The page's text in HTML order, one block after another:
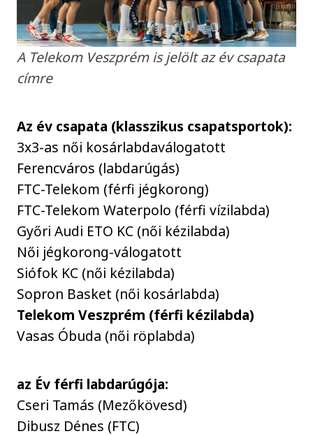
A Telekom Veszprém is jelölt az év csapata
címre
Az év csapata (klasszikus csapatsportok):
3x3-as női kosárlabdaválogatott
Ferencváros (labdarúgás)
FTC-Telekom (férfi jégkorong)
FTC-Telekom Waterpolo (férfi vízilabda)
Győri Audi ETO KC (női kézilabda)
Női jégkorong-válogatott
Siófok KC (női kézilabda)
Sopron Basket (női kosárlabda)
Telekom Veszprém (férfi kézilabda)
Vasas Óbuda (női röplabda)
az Év férfi labdarúgója:
Cseri Tamás (Mezőkövesd)
Dibusz Dénes (FTC)